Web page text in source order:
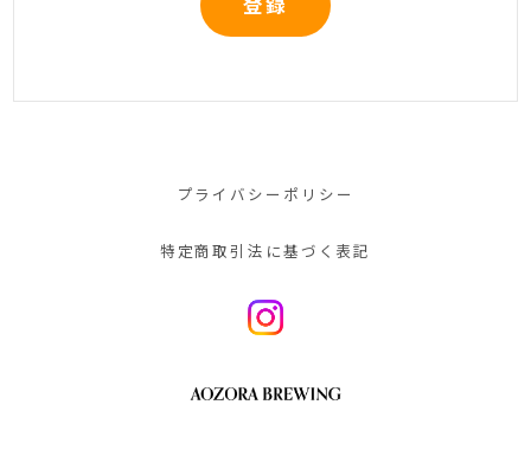
プライバシーポリシー
特定商取引法に基づく表記